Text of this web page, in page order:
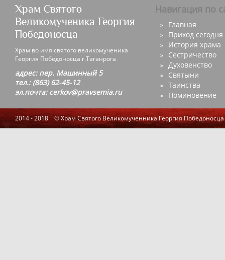
Храм Святого
Великомученика Георгия
Победоносца
Храм во имя святого великомученика
Георгия Победоносца г.Таганрога
адрес: пер. Машинный 5
тел.: (863) 62-45-12
эл.почта: cerkov@pravsemia.ru
Навигация по
Главная
Приход сегодня
История храма
Сестричество
Духовенство
Святыни
Таинства
Поминовение
2014 - 2018 © Храм Святого Великомученника Георгия Победоносца